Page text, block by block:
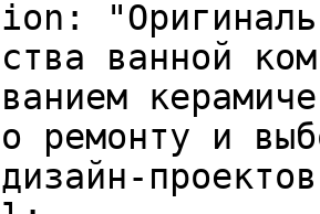
ванной
ремонту и